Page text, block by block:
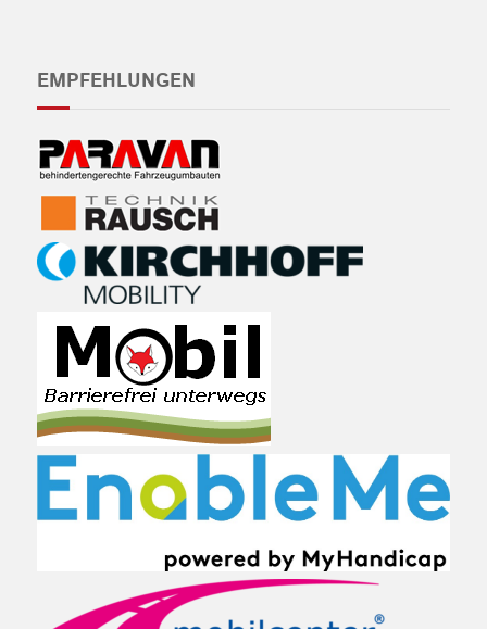
EMPFEHLUNGEN